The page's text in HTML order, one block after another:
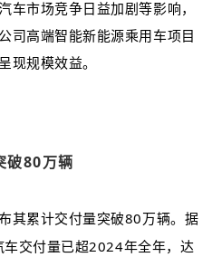
车市场竞争日益加剧等影响，
司高端智能新能源乘用车项目
现规模效益。
破80万辆
其累计交付量突破80万辆。据
交付量已超2024年全年，达